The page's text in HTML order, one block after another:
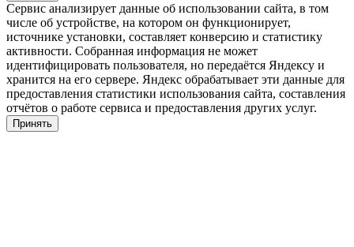
Сервис анализирует данные об использовании сайта, в том
числе об устройстве, на котором он функционирует,
источнике установки, составляет конверсию и статистику
активности. Собранная информация не может
идентифицировать пользователя, но передаётся Яндексу и
хранится на его сервере. Яндекс обрабатывает эти данные для
предоставления статистики использования сайта, составления
отчётов о работе сервиса и предоставления других услуг.
Принять